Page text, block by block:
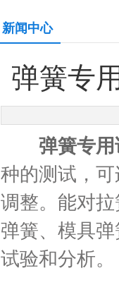
新闻中心
弹簧专
弹簧专
种的测试，
调整。能对
弹簧、模具
试验和分析。